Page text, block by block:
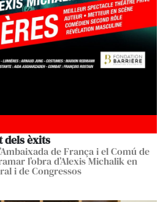
dels èxits
de França i el Comú de
l’obra d’Alexis Michalik en
i de Congressos